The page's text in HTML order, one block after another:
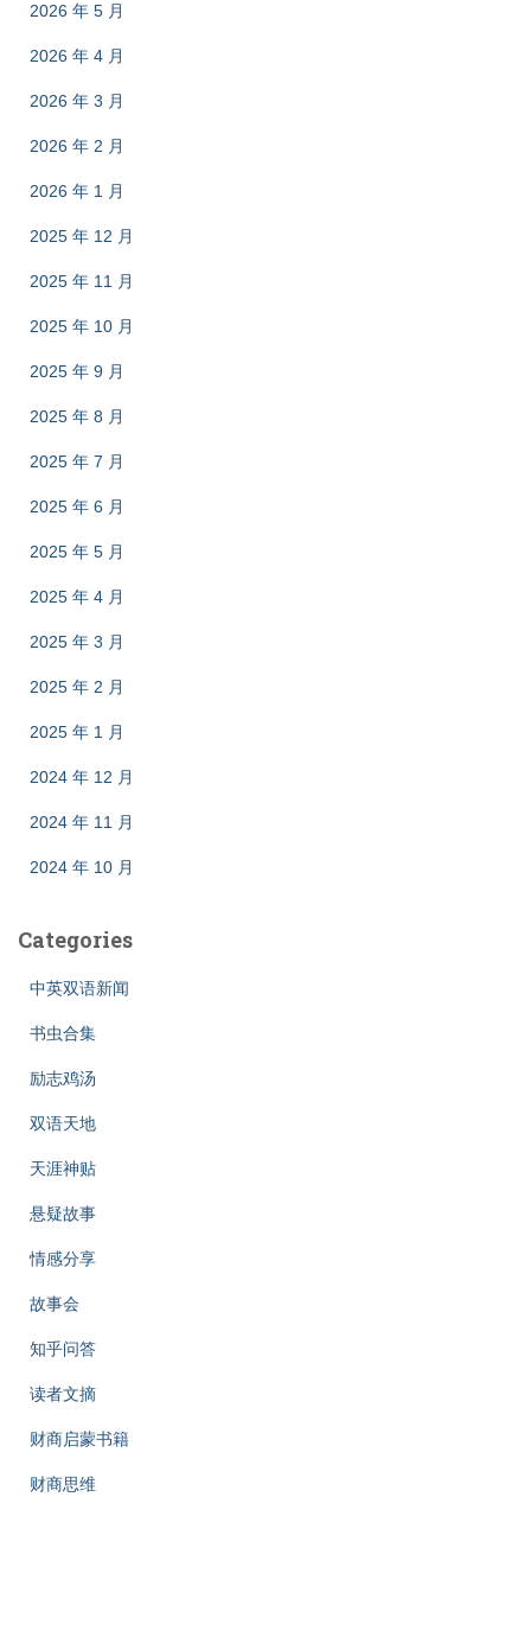
2026 年 5 月
2026 年 4 月
2026 年 3 月
2026 年 2 月
2026 年 1 月
2025 年 12 月
2025 年 11 月
2025 年 10 月
2025 年 9 月
2025 年 8 月
2025 年 7 月
2025 年 6 月
2025 年 5 月
2025 年 4 月
2025 年 3 月
2025 年 2 月
2025 年 1 月
2024 年 12 月
2024 年 11 月
2024 年 10 月
Categories
中英双语新闻
书虫合集
励志鸡汤
双语天地
天涯神贴
悬疑故事
情感分享
故事会
知乎问答
读者文摘
财商启蒙书籍
财商思维